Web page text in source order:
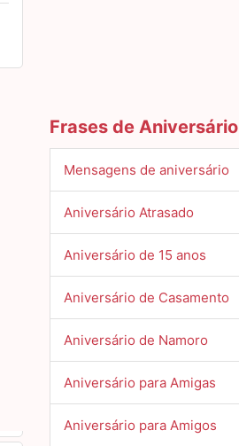
Frases de Aniversário
Mensagens de aniversário
Aniversário Atrasado
Aniversário de 15 anos
Aniversário de Casamento
Aniversário de Namoro
Aniversário para Amigas
Aniversário para Amigos